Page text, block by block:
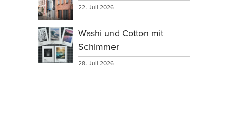
22. Juli 2026
Washi und Cotton mit
Schimmer
28. Juli 2026